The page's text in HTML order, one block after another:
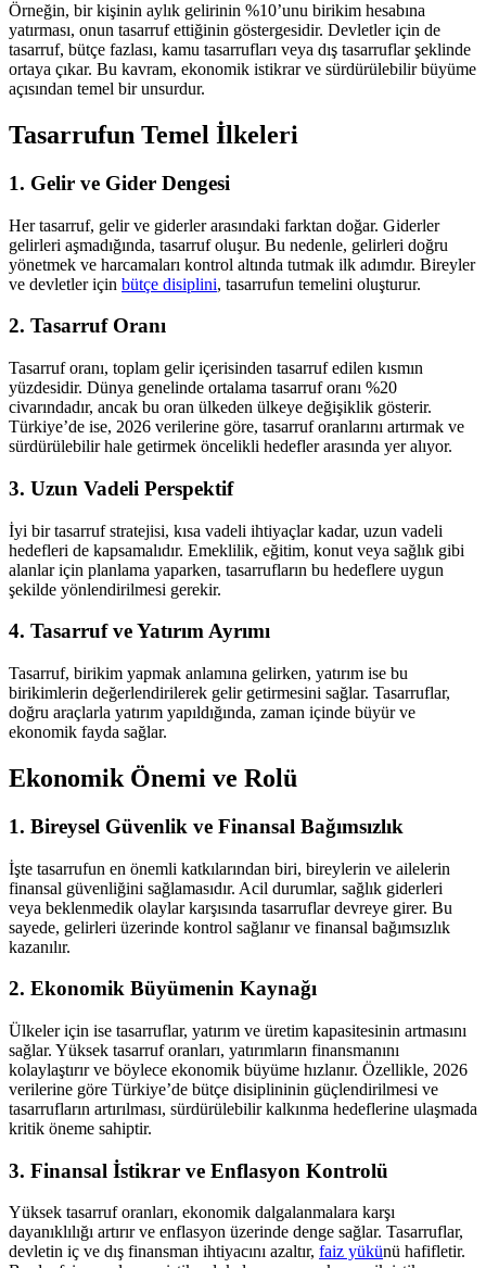
Örneğin, bir kişinin aylık gelirinin %10’unu birikim hesabına
yatırması, onun tasarruf ettiğinin göstergesidir. Devletler için de
tasarruf, bütçe fazlası, kamu tasarrufları veya dış tasarruflar şeklinde
ortaya çıkar. Bu kavram, ekonomik istikrar ve sürdürülebilir büyüme
açısından temel bir unsurdur.
Tasarrufun Temel İlkeleri
1. Gelir ve Gider Dengesi
Her tasarruf, gelir ve giderler arasındaki farktan doğar. Giderler
gelirleri aşmadığında, tasarruf oluşur. Bu nedenle, gelirleri doğru
yönetmek ve harcamaları kontrol altında tutmak ilk adımdır. Bireyler
ve devletler için bütçe disiplini, tasarrufun temelini oluşturur.
2. Tasarruf Oranı
Tasarruf oranı, toplam gelir içerisinden tasarruf edilen kısmın
yüzdesidir. Dünya genelinde ortalama tasarruf oranı %20
civarındadır, ancak bu oran ülkeden ülkeye değişiklik gösterir.
Türkiye’de ise, 2026 verilerine göre, tasarruf oranlarını artırmak ve
sürdürülebilir hale getirmek öncelikli hedefler arasında yer alıyor.
3. Uzun Vadeli Perspektif
İyi bir tasarruf stratejisi, kısa vadeli ihtiyaçlar kadar, uzun vadeli
hedefleri de kapsamalıdır. Emeklilik, eğitim, konut veya sağlık gibi
alanlar için planlama yaparken, tasarrufların bu hedeflere uygun
şekilde yönlendirilmesi gerekir.
4. Tasarruf ve Yatırım Ayrımı
Tasarruf, birikim yapmak anlamına gelirken, yatırım ise bu
birikimlerin değerlendirilerek gelir getirmesini sağlar. Tasarruflar,
doğru araçlarla yatırım yapıldığında, zaman içinde büyür ve
ekonomik fayda sağlar.
Ekonomik Önemi ve Rolü
1. Bireysel Güvenlik ve Finansal Bağımsızlık
İşte tasarrufun en önemli katkılarından biri, bireylerin ve ailelerin
finansal güvenliğini sağlamasıdır. Acil durumlar, sağlık giderleri
veya beklenmedik olaylar karşısında tasarruflar devreye girer. Bu
sayede, gelirleri üzerinde kontrol sağlanır ve finansal bağımsızlık
kazanılır.
2. Ekonomik Büyümenin Kaynağı
Ülkeler için ise tasarruflar, yatırım ve üretim kapasitesinin artmasını
sağlar. Yüksek tasarruf oranları, yatırımların finansmanını
kolaylaştırır ve böylece ekonomik büyüme hızlanır. Özellikle, 2026
verilerine göre Türkiye’de bütçe disiplininin güçlendirilmesi ve
tasarrufların artırılması, sürdürülebilir kalkınma hedeflerine ulaşmada
kritik öneme sahiptir.
3. Finansal İstikrar ve Enflasyon Kontrolü
Yüksek tasarruf oranları, ekonomik dalgalanmalara karşı
dayanıklılığı artırır ve enflasyon üzerinde denge sağlar. Tasarruflar,
devletin iç ve dış finansman ihtiyacını azaltır, faiz yükünü hafifletir.